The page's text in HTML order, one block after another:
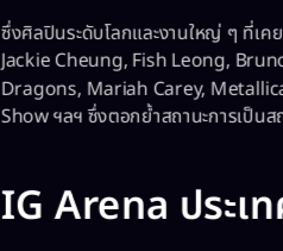
ซึ่งศิลปินระดับโลกและงานใหญ่ ๆ ที่เ
Jackie Cheung, Fish Leong,
Dragons, Mariah Carey,
Show ฯลฯ ซึ่งตอกย้ำสถานะการเป็น
IG Arena ประเ